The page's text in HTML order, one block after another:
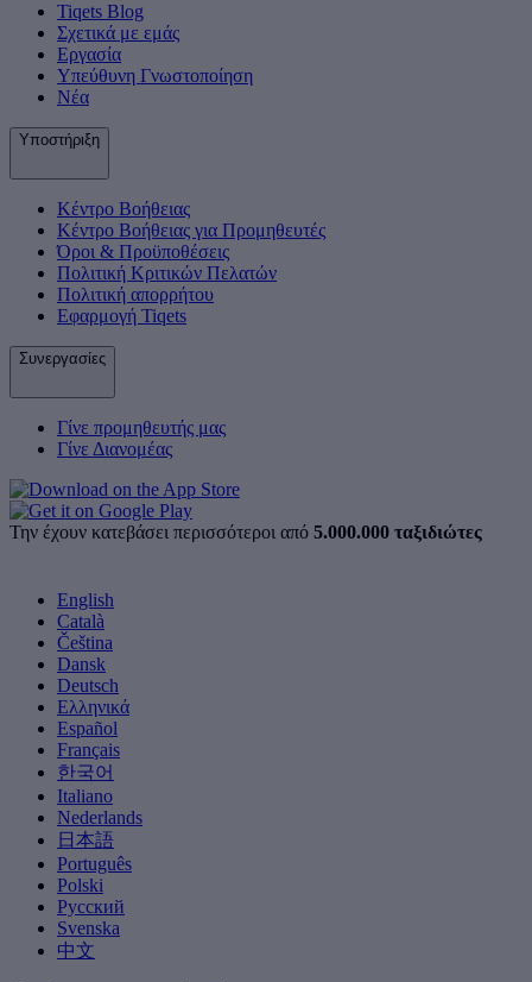
Tiqets Βlog
Σχετικά με εμάς
Εργασία
Υπεύθυνη Γνωστοποίηση
Νέα
Υποστήριξη
Κέντρο Βοήθειας
Κέντρο Βοήθειας για Προμηθευτές
Όροι & Προϋποθέσεις
Πολιτική Κριτικών Πελατών
Πολιτική απορρήτου
Εφαρμογή Tiqets
Συνεργασίες
Γίνε προμηθευτής μας
Γίνε Διανομέας
Την έχουν κατεβάσει περισσότεροι από 5.000.000 ταξιδιώτες
English
Català
Čeština
Dansk
Deutsch
Ελληνικά
Español
Français
한국어
Italiano
Nederlands
日本語
Português
Polski
Русский
Svenska
中文